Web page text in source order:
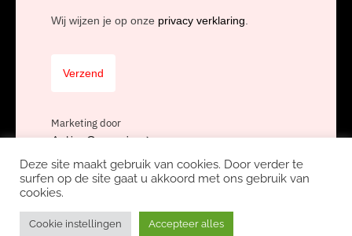
Wij wijzen je op onze privacy verklaring.
Verzend
Marketing door
Privacyverklaring
Avg Werken bij Unidis
Deze site maakt gebruik van cookies. Door verder te
surfen op de site gaat u akkoord met ons gebruik van
cookies.
Cookie instellingen Accepteer alles